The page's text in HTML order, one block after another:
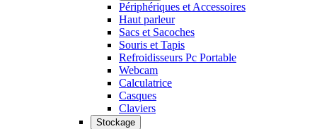
Périphériques et Accessoires
Haut parleur
Sacs et Sacoches
Souris et Tapis
Refroidisseurs Pc Portable
Webcam
Calculatrice
Casques
Claviers
Stockage